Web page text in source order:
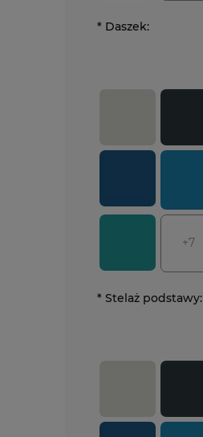
* Daszek:
+7
* Stelaż podstawy: